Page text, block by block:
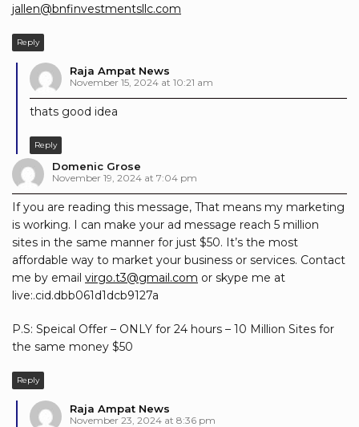
jallen@bnfinvestmentsllc.com
Reply
Raja Ampat News
November 15, 2024 at 10:21 am
thats good idea
Reply
Domenic Grose
November 19, 2024 at 7:04 pm
If you are reading this message, That means my marketing
is working. I can make your ad message reach 5 million
sites in the same manner for just $50. It’s the most
affordable way to market your business or services. Contact
me by email virgo.t3@gmail.com or skype me at
live:.cid.dbb061d1dcb9127a
P.S: Speical Offer – ONLY for 24 hours – 10 Million Sites for
the same money $50
Reply
Raja Ampat News
November 23, 2024 at 8:36 pm